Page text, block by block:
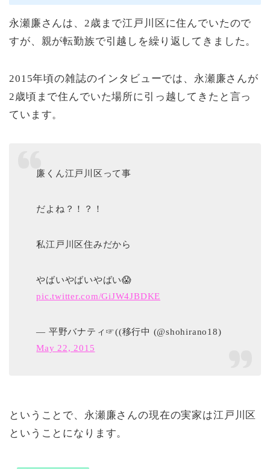
永瀬廉さんは、2歳まで江戸川区に住んでいたので
すが、親が転勤族で引越しを繰り返してきました。
2015年頃の雑誌のインタビューでは、永瀬廉さんが
2歳頃まで住んでいた場所に引っ越してきたと言っ
ています。
廉くん江戸川区って事
だよね？！？！
私江戸川区住みだから
やばいやばいやばい😱
pic.twitter.com/GiJW4JBDKE
— 平野バナティ☞((移行中 (@shohirano18)
May 22, 2015
ということで、永瀬廉さんの現在の実家は江戸川区
ということになります。